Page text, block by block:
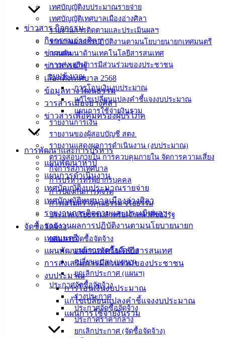
เทศบัญญัติงบประมาณรายจ่าย
เทศบัญญัติเทศบาลเมืองอ่างศิลา
รายงานการติดตามและประเมินผลฯ
รายงานผลการปฏิบัติงานตามนโยบายนายกเทศมนตรี
แผนพัฒนาด้านเทคโนโลยีสารสนเทศ
การส่งเสริมการมีส่วนร่วมของประชาชน
งบประมาณ
การโอนเงินงบประมาณ
แก้ไขเปลี่ยนแปลงคำชี้แจงงบประมาณ
แผนการใช้จ่ายงินรวม
รายงานการเงิน
รายงานของผู้สอบบัญชี สตง.
รายงานแสดงผลการดำเนินงาน (งบประมาณ)
ตรวจสอบภายใน การควบคุมภายใน จัดการความเสี่ยง
กิจการสภาเทศบาล
การบริหารทรัพยากรบุคคล
การป้องกันการทุจริต
การเสริมสร้างคุณธรรม จริยธรรม
ประมวลจริยธรรมสำหรับเจ้าหน้าที่ของรัฐ
จัดซื้อจัดจ้าง
แผนการจัดซื้อจัดจ้าง
แผนการจัดซื้อจัดจ้าง
เปลี่ยนแปลง (แผนฯ)
ยกเลิกประกาศ (แผนฯ)
ประกาศจัดซื้อจัดจ้าง
ร่างประกาศ
ประกาศจัดซื้อจัดจ้าง
ประกาศราคากลาง
ยกเลิกประกาศ (จัดซื้อจัดจ้าง)
ข่าวสาร กิจกรรม
กิจกรรมอ่างศิลา
ข่าวเด่น
ข่าวสารน่ารู้
เลือกตั้งเทศบาล 2568
ข้อมูลทางวัฒนธรรม
วารสารเมืองอ่างศิลา
ข่าวสารเพื่อคุ้มครองผู้บริโภค
การพัฒนาและการบริหาร
แผนพัฒนาห้าปี
แผนการดำเนินงาน
เทศบัญญัติงบประมาณรายจ่าย
เทศบัญญัติเทศบาลเมืองอ่างศิลา
รายงานการติดตามและประเมินผลฯ
รายงานผลการปฏิบัติงานตามนโยบายนายก
เทศมนตรี
แผนพัฒนาด้านเทคโนโลยีสารสนเทศ
การส่งเสริมการมีส่วนร่วมของประชาชน
งบประมาณ
การโอนเงินงบประมาณ
แก้ไขเปลี่ยนแปลงคำชี้แจงงบประมาณ
แผนการใช้จ่ายงินรวม
เทศบาล
เมืองอ่าง
สำนักงาน
เทศบาลเมือง
อ่างศิลา 90/338
ม.3 ต.เสม็ด
อ.เมือง จ.ชลบุรี
ติดต่อ :038-
142-100-104
บริการ
ประชาชน
ดาวน์โหลด